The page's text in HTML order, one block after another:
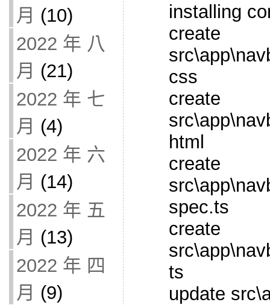
月 (10)
2022 年 八
月 (21)
2022 年 七
月 (4)
2022 年 六
月 (14)
2022 年 五
月 (13)
2022 年 四
月 (9)
installing
create
css
create
html
create
spec.ts
create
ts
update